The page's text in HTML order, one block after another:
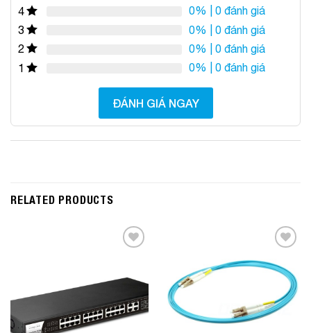
4
0% | 0 đánh giá
3
0% | 0 đánh giá
2
0% | 0 đánh giá
1
0% | 0 đánh giá
ĐÁNH GIÁ NGAY
RELATED PRODUCTS
Wishlist